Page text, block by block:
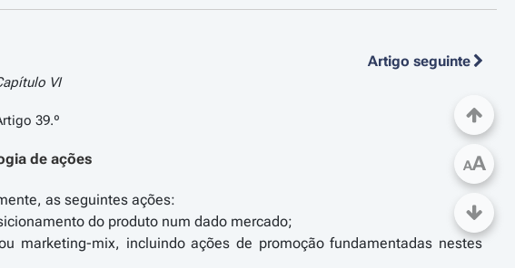
Artigo seguinte
VI
39.º
de ações
as seguintes ações:
do produto num dado mercado;
marketing-mix, incluindo ações de promoção fundamentadas nestes
AA